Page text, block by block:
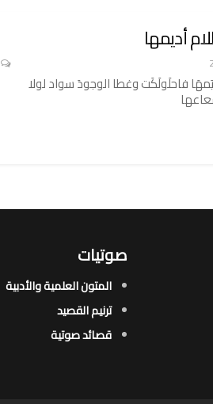
أديمها
فاحلَولَكَت وغطا الوجودَ سواد لولا
صوتيات
المتون العلمية والأدبية
ترنيم القصيد
قصائد صوتية